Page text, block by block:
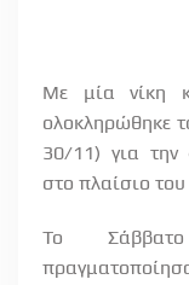
Με μία νίκη
ολοκληρώθηκε
30/11) για την
στο πλαίσιο
Το